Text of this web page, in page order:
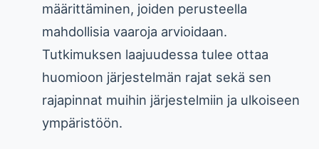
määrittäminen, joiden perusteella
mahdollisia vaaroja arvioidaan.
Tutkimuksen laajuudessa tulee ottaa
huomioon järjestelmän rajat sekä sen
rajapinnat muihin järjestelmiin ja ulkoiseen
ympäristöön.